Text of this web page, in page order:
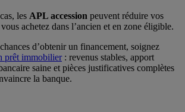
les APL accession peuvent réduire vos
achetez dans l’ancien et en zone éligible.
d’obtenir un financement, soignez
prêt immobilier: revenus stables, apport
saine et pièces justificatives complètes
la banque.